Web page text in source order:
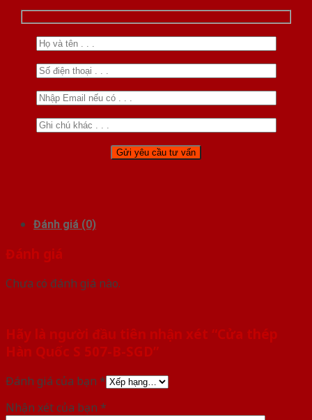
Đánh giá (0)
Đánh giá
Chưa có đánh giá nào.
Hãy là người đầu tiên nhận xét “Cửa thép
Hàn Quốc S 507-B-SGD”
Đánh giá của bạn *
Nhận xét của bạn *